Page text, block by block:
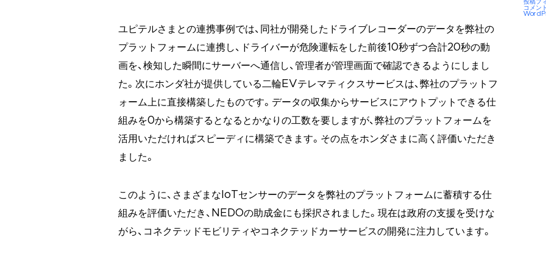
ユピテルさまとの連携事例では、同社が開発したドライブレコーダーのデータを弊社の
プラットフォームに連携し、ドライバーが危険運転をした前後10秒ずつ合計20秒の動
画を、検知した瞬間にサーバーへ通信し、管理者が管理画面で確認できるようにしまし
た。次にホンダ社が提供している二輪EVテレマティクスサービスは、弊社のプラットフ
ォーム上に直接構築したものです。データの収集からサービスにアウトプットできる仕
組みを0から構築するとなるとかなりの工数を要しますが、弊社のプラットフォームを
活用いただければスピーディに構築できます。その点をホンダさまに高く評価いただき
ました。
このように、さまざまなIoTセンサーのデータを弊社のプラットフォームに蓄積する仕
組みを評価いただき、NEDOの助成金にも採択されました。現在は政府の支援を受けな
がら、コネクテッドモビリティやコネクテッドカーサービスの開発に注力しています。
投稿フ
コメン